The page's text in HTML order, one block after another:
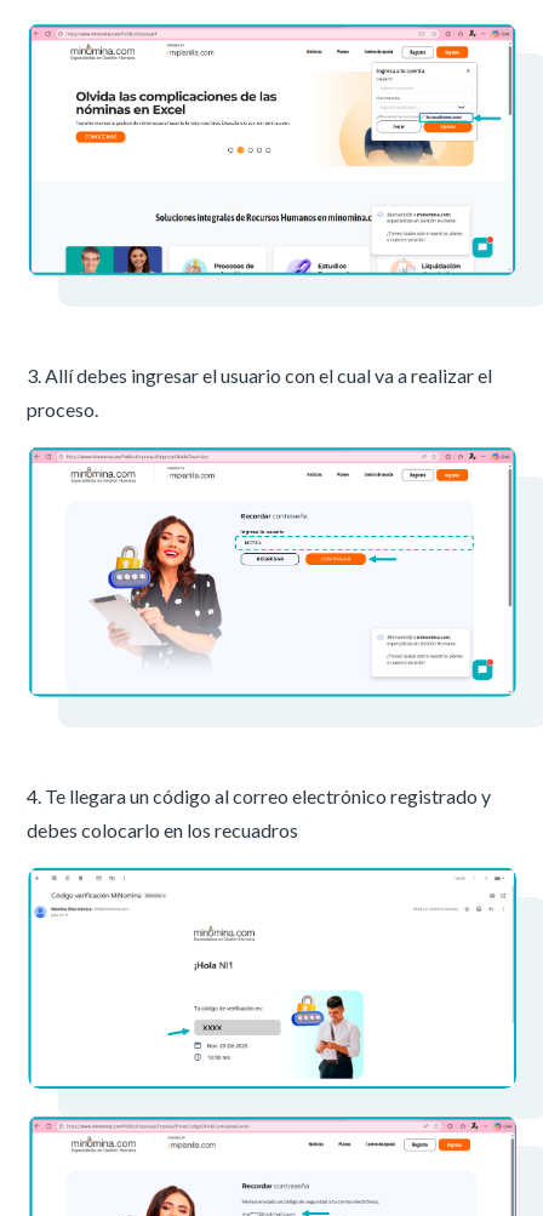
3. Allí debes ingresar el usuario con el cual va a realizar el
proceso.
4. Te llegara un código al correo electrónico registrado y
debes colocarlo en los recuadros